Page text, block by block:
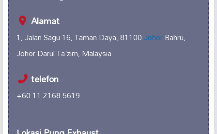
Alamat
1, Jalan Sagu 16, Taman Daya, 81100JohorBahru,
Johor Darul Ta'zim, Malaysia
telefon
+60 11-2168 5619